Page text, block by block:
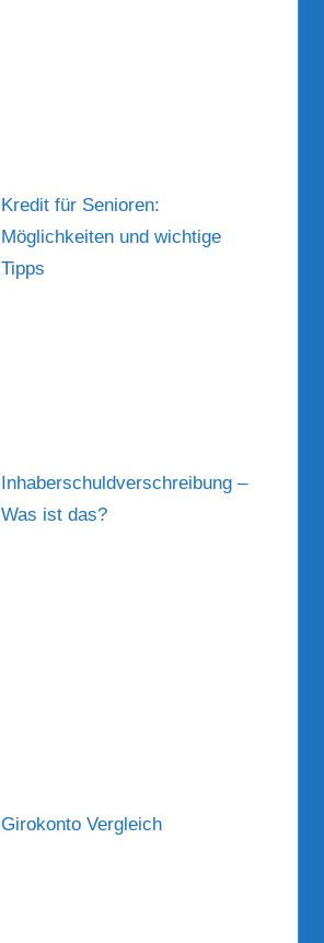
Kredit für Senioren:
Möglichkeiten und wichtige
Tipps
Inhaberschuldverschreibung –
Was ist das?
Girokonto Vergleich